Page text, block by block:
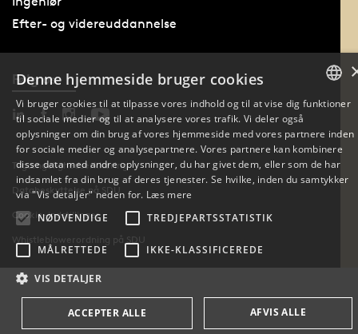
Efter- og videreuddannelse
Følg os
Tilgængelighedserklæring
Databeskyttelse på SDU
Cookie-indstillinger
Whistleblowerordning på SDU
ENGLISH
Denne hjemmeside bruger cookies
Vi bruger cookies til at tilpasse vores indhold og til at vise dig funktioner
til sociale medier og til at analysere vores trafik. Vi deler også
oplysninger om din brug af vores hjemmeside med vores partnere inden
for sociale medier og analysepartnere. Vores partnere kan kombinere
disse data med andre oplysninger, du har givet dem, eller som de har
indsamlet fra din brug af deres tjenester. Se hvilke, inden du samtykker
via "Vis detaljer" neden for. Læs mere
NØDVENDIGE
TREDJEPARTSSTATISTIK
MÅLRETTEDE IKKE-KLASSIFICEREDE
VIS DETALJER
ACCEPTER ALLE AFVIS ALLE